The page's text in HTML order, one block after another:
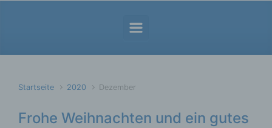
Startseite 2020 Dezember
Frohe Weihnachten und ein gutes